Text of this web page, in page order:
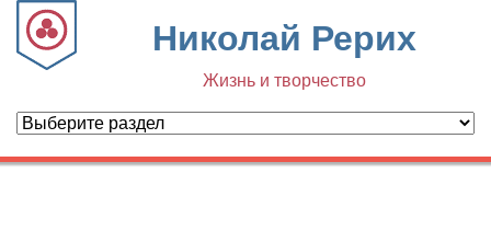
Николай Рерих
Жизнь и творчество